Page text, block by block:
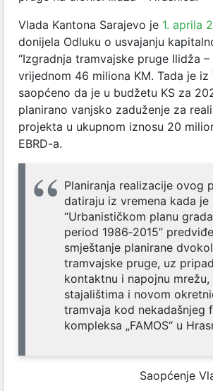
Vlada Kantona Sarajevo je 1. aprila
donijela Odluku o usvajanju
“Izgradnja tramvajske pruge Ilidža –
vrijednom 46 miliona KM. Tada je iz
saopćeno da je u budžetu KS za
planirano vanjsko zaduženje za
projekta u ukupnom iznosu 20
EBRD-a.
Planiranja realizacije ovog
datiraju iz vremena kada je
“Urbanističkom planu
period 1986‐2015”
smještanje planirane
tramvajske pruge, uz
kontaktnu i napojnu
stajalištima i novom
tramvaja kod nekadašnjeg
kompleksa „FAMOS“ u
Saopćenje